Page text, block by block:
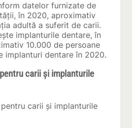
datelor furnizate de
în 2020, aproximativ
adultă a suferit de carii.
implanturile dentare, în
10.000 de persoane
implanturi dentare în 2020.
carii și implanturile
carii și implanturile